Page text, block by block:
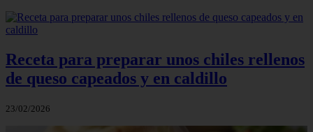
Receta para preparar unos chiles rellenos
de queso capeados y en caldillo
23/02/2026